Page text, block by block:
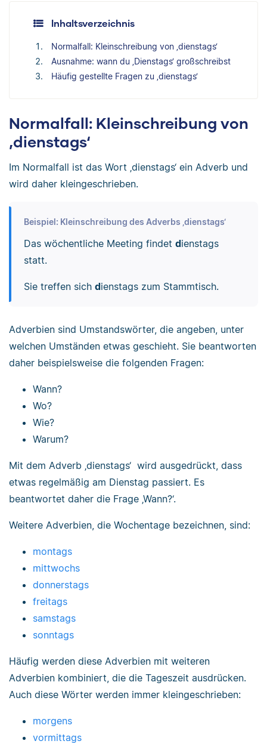
Inhaltsverzeichnis
Normalfall: Kleinschreibung von ‚dienstags‘
Ausnahme: wann du ‚Dienstags‘ großschreibst
Häufig gestellte Fragen zu ‚dienstags‘
Normalfall: Kleinschreibung von
‚dienstags‘
Im Normalfall ist das Wort ‚dienstags‘ ein Adverb und
wird daher kleingeschrieben.
Beispiel: Kleinschreibung des Adverbs ‚dienstags‘
Das wöchentliche Meeting findet dienstags
statt.
Sie treffen sich dienstags zum Stammtisch.
Adverbien sind Umstandswörter, die angeben, unter
welchen Umständen etwas geschieht. Sie beantworten
daher beispielsweise die folgenden Fragen:
Wann?
Wo?
Wie?
Warum?
Mit dem Adverb ‚dienstags‘ wird ausgedrückt, dass
etwas regelmäßig am Dienstag passiert. Es
beantwortet daher die Frage ‚Wann?‘.
Weitere Adverbien, die Wochentage bezeichnen, sind:
montags
mittwochs
donnerstags
freitags
samstags
sonntags
Häufig werden diese Adverbien mit weiteren
Adverbien kombiniert, die die Tageszeit ausdrücken.
Auch diese Wörter werden immer kleingeschrieben:
morgens
vormittags